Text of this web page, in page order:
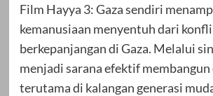
Film Hayya 3: Gaza sendiri
kemanusiaan menyentuh dari
berkepanjangan di Gaza. Melalui
menjadi sarana efektif
terutama di kalangan generasi